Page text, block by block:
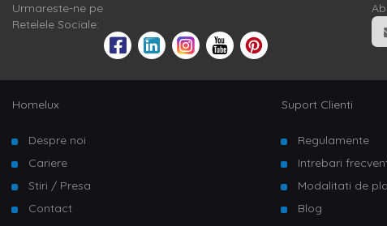
Urmareste-ne pe
Retelele Sociale:
Homelux
Despre noi
Cariere
Stiri / Presa
Contact
Suport Clienti
Regulamente
Intrebari
Modalitati de
Blog